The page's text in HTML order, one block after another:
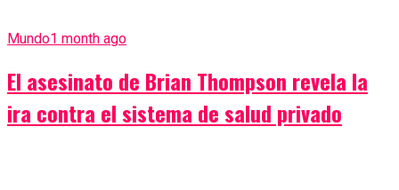
Mundo1 month ago
El asesinato de Brian Thompson revela la
ira contra el sistema de salud privado